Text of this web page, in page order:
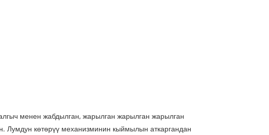
менен жабдылган, жарылган жарылган жарылган
Лумдун көтөрүү механизминин кыймылын аткаргандан